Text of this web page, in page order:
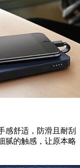
感舒适，防滑且耐刮
腻的触感，让原本略